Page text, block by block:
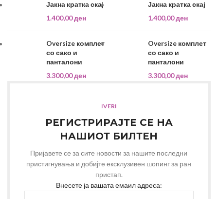
Јакна кратка скај
1.400,00ден
Oversize комплет
со сако и
панталони
3.300,00ден
Јакна кратка скај
1.400,00ден
Oversize комплет
со сако и
панталони
3.300,00ден
IVERI
РЕГИСТРИРАЈТЕ СЕ НА
НАШИОТ БИЛТЕН
Пријавете се за сите новости за нашите последни
пристигнувања и добијте ексклузивен шопинг за ран
пристап.
Внесете ја вашата емаил адреса: